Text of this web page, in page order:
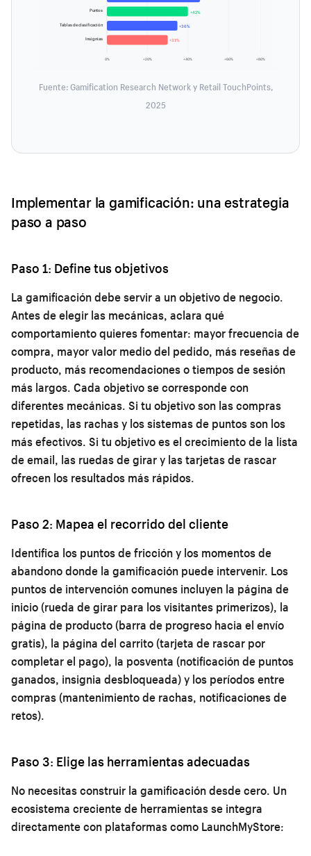
0% +20% +40% +60% +80%
Puntos +42%
Tablas de clasificación +36%
Insignias +31%
Fuente: Gamification Research Network y Retail TouchPoints,
2025
Implementar la gamificación: una estrategia
paso a paso
Paso 1: Define tus objetivos
La gamificación debe servir a un objetivo de negocio.
Antes de elegir las mecánicas, aclara qué
comportamiento quieres fomentar: mayor frecuencia de
compra, mayor valor medio del pedido, más reseñas de
producto, más recomendaciones o tiempos de sesión
más largos. Cada objetivo se corresponde con
diferentes mecánicas. Si tu objetivo son las compras
repetidas, las rachas y los sistemas de puntos son los
más efectivos. Si tu objetivo es el crecimiento de la lista
de email, las ruedas de girar y las tarjetas de rascar
ofrecen los resultados más rápidos.
Paso 2: Mapea el recorrido del cliente
Identifica los puntos de fricción y los momentos de
abandono donde la gamificación puede intervenir. Los
puntos de intervención comunes incluyen la página de
inicio (rueda de girar para los visitantes primerizos), la
página de producto (barra de progreso hacia el envío
gratis), la página del carrito (tarjeta de rascar por
completar el pago), la posventa (notificación de puntos
ganados, insignia desbloqueada) y los períodos entre
compras (mantenimiento de rachas, notificaciones de
retos).
Paso 3: Elige las herramientas adecuadas
No necesitas construir la gamificación desde cero. Un
ecosistema creciente de herramientas se integra
directamente con plataformas como LaunchMyStore: